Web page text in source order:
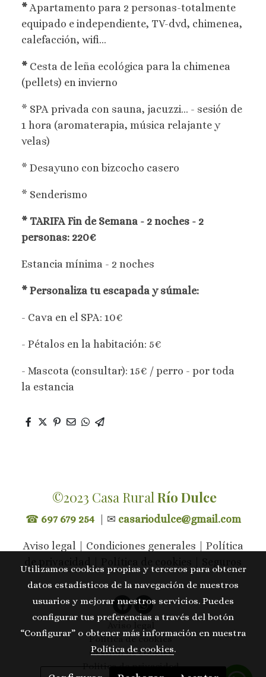
*Apartamento para 2 personas-totalmente
equipado e independiente, TV-dvd, chimenea,
calefacción, wifi...
* Cesta de leña ecológica para la chimenea
(pellets) en invierno
* SPA privada con sauna, jacuzzi... - sesión de
1 hora (aromaterapia, música relajante y
velas)
* Desayuno con bizcocho casero
* Senderismo
* TARIFA Fin de Semana - 2 noches - 2
personas: 220€
Estancia mínima - 2 noches
* Personaliza tu escapada y súmale:
- Cava en el SPA: 10€
- Pétalos en la habitación: 5€
- Mascota (consultar): 15€ / perro - por toda
la estancia
©2023 Casa Rural Río Dulce
☎ 697 679 254| ✉ casariodulce@gmail.com
Aviso legal | Condiciones generales | Política
Política de cookies
Gestión de cookies
Política de privacidad
Utilizamos cookies propias y terceros para obtener
datos estadísticos de la navegación de nuestros
usuarios y mejorar nuestros servicios. Puedes
configurar tus preferencias a través del botón
“Configurar” o obtener más información en nuestra
Política de cookies.